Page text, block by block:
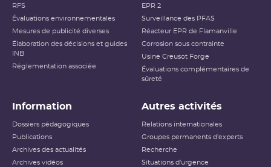
RFS
Évaluations environnementales
Mesures de publicité diverses
Élaboration des décisions et guides
INB
Réglementation associée
EPR 2
Surveillance des PFAS
Réacteur EPR de Flamanville
Corrosion sous contrainte
Usine Creusot Forge
Évaluations complémentaires de
sûreté
Information
Dossiers pédagogiques
Publications
Archives des actualités
Archives vidéos
Autres activités
Relations internationales
Groupes permanents d'experts
Recherche
Situations d'urgence